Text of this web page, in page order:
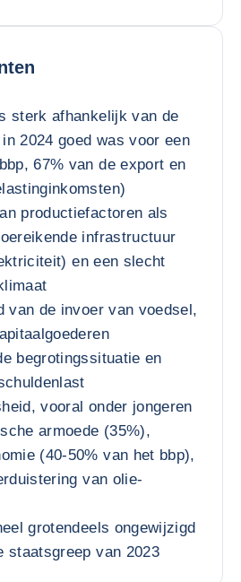
sterk afhankelijk van de
2024 goed was voor een
67% van de export en
productiefactoren als
infrastructuur
en een slecht
van de invoer van voedsel,
begrotingssituatie en
vooral onder jongeren
armoede (35%),
(40-50% van het bbp),
van olie-
grotendeels ongewijzigd
staatsgreep van 2023